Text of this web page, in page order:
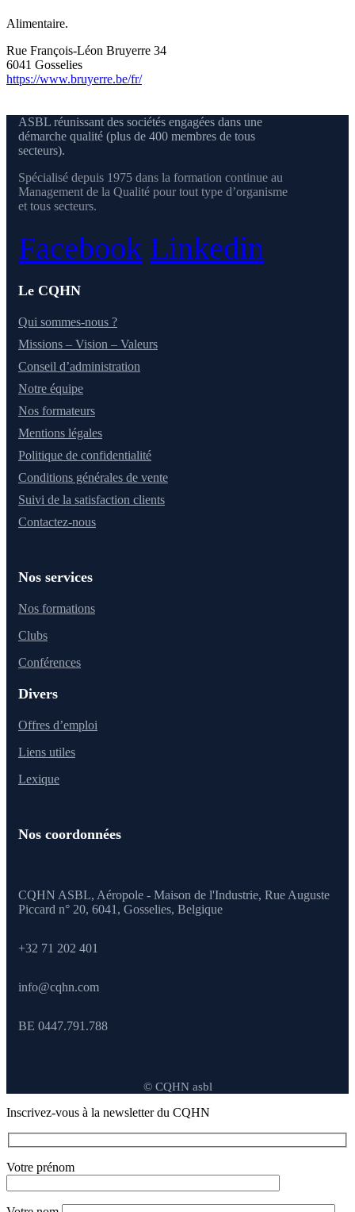
Alimentaire.
Rue François-Léon Bruyerre 34
6041 Gosselies
https://www.bruyerre.be/fr/
ASBL réunissant des sociétés engagées dans une
démarche qualité (plus de 400 membres de tous
secteurs).
Spécialisé depuis 1975 dans la formation continue au
Management de la Qualité pour tout type d’organisme
et tous secteurs.
Facebook Linkedin
Le CQHN
Qui sommes-nous ?
Missions – Vision – Valeurs
Conseil d’administration
Notre équipe
Nos formateurs
Mentions légales
Politique de confidentialité
Conditions générales de vente
Suivi de la satisfaction clients
Contactez-nous
Nos services
Nos formations
Clubs
Conférences
Divers
Offres d’emploi
Liens utiles
Lexique
Nos coordonnées
CQHN ASBL, Aéropole - Maison de l'Industrie, Rue Auguste
Piccard n° 20, 6041, Gosselies, Belgique
+32 71 202 401
info@cqhn.com
BE 0447.791.788
© CQHN asbl
Inscrivez-vous à la newsletter du CQHN
Votre prénom